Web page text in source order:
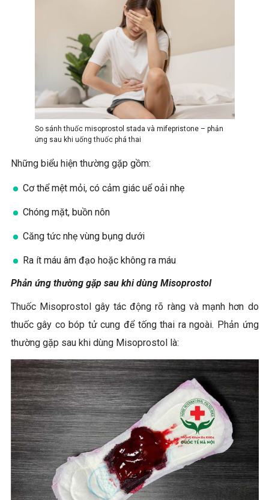
So sánh thuốc misoprostol stada và mifepristone – phản
ứng sau khi uống thuốc phá thai
Những biểu hiện thường gặp gồm:
Cơ thể mệt mỏi, có cảm giác uể oải nhẹ
Chóng mặt, buồn nôn
Căng tức nhẹ vùng bụng dưới
Ra ít máu âm đạo hoặc không ra máu
Phản ứng thường gặp sau khi dùng Misoprostol
Thuốc Misoprostol gây tác động rõ ràng và mạnh hơn do
thuốc gây co bóp tử cung để tống thai ra ngoài. Phản ứng
thường gặp sau khi dùng Misoprostol là: